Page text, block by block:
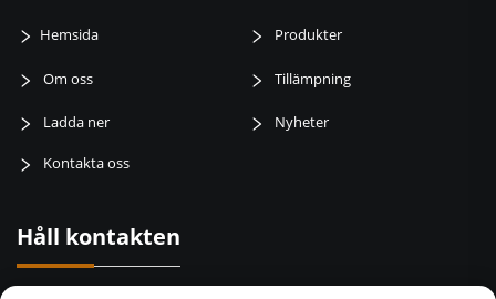
Hemsida Produkter
Om oss Tillämpning
Ladda ner Nyheter
Kontakta oss
Håll kontakten